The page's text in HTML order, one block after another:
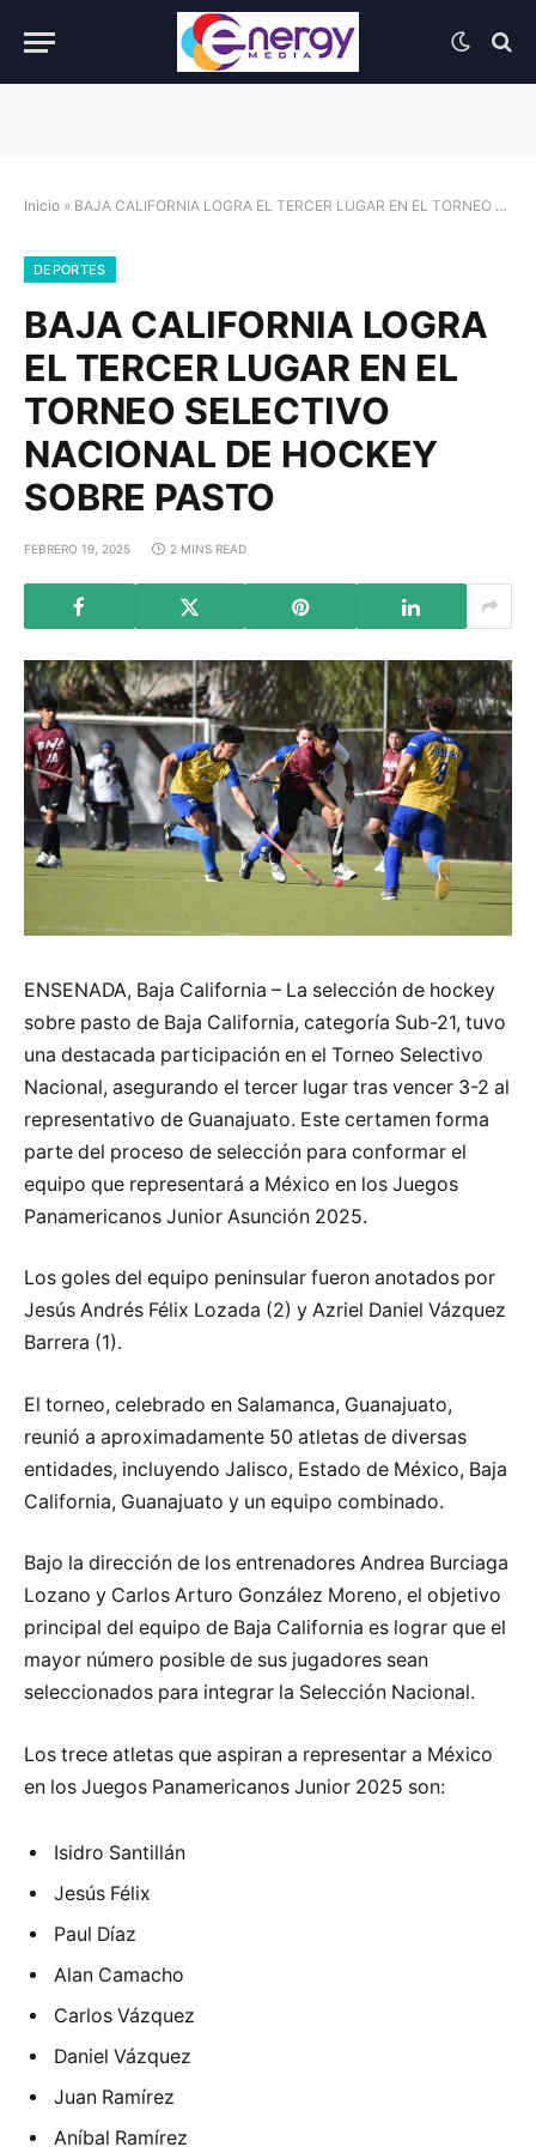
Inicio » BAJA CALIFORNIA LOGRA EL TERCER LUGAR EN EL TORNEO SELECTIVO NACIONAL DE HOCKEY SOBRE PASTO
DEPORTES
BAJA CALIFORNIA LOGRA
EL TERCER LUGAR EN EL
TORNEO SELECTIVO
NACIONAL DE HOCKEY
SOBRE PASTO
FEBRERO 19, 2025 2 MINS READ
ENSENADA, Baja California – La selección de hockey
sobre pasto de Baja California, categoría Sub-21, tuvo
una destacada participación en el Torneo Selectivo
Nacional, asegurando el tercer lugar tras vencer 3-2 al
representativo de Guanajuato. Este certamen forma
parte del proceso de selección para conformar el
equipo que representará a México en los Juegos
Panamericanos Junior Asunción 2025.
Los goles del equipo peninsular fueron anotados por
Jesús Andrés Félix Lozada (2) y Azriel Daniel Vázquez
Barrera (1).
El torneo, celebrado en Salamanca, Guanajuato,
reunió a aproximadamente 50 atletas de diversas
entidades, incluyendo Jalisco, Estado de México, Baja
California, Guanajuato y un equipo combinado.
Bajo la dirección de los entrenadores Andrea Burciaga
Lozano y Carlos Arturo González Moreno, el objetivo
principal del equipo de Baja California es lograr que el
mayor número posible de sus jugadores sean
seleccionados para integrar la Selección Nacional.
Los trece atletas que aspiran a representar a México
en los Juegos Panamericanos Junior 2025 son:
Isidro Santillán
Jesús Félix
Paul Díaz
Alan Camacho
Carlos Vázquez
Daniel Vázquez
Juan Ramírez
Aníbal Ramírez